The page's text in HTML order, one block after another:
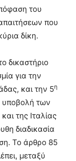
του
που
δίκη.
δικαστήριο
για την
και την 5η
υποβολή των
της Ιταλίας
διαδικασία
Το άρθρο 85
μεταξύ